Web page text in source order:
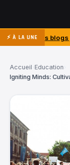
⚡ À LA UNE
jeux vidéo qui
Accueil Education
Igniting Minds: